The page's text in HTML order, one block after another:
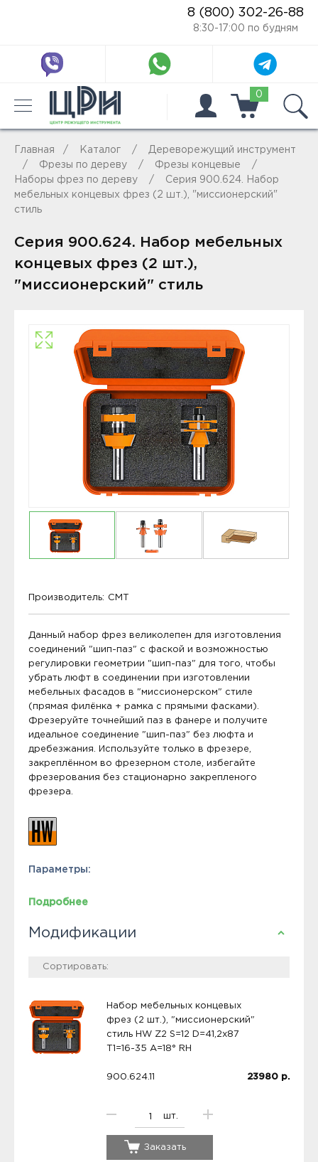
8 (800) 302-26-88
8:30-17:00 по будням
0
Главная Каталог
Дереворежущий инструмент
Фрезы по дереву
Фрезы концевые
Наборы фрез по дереву
Серия 900.624. Набор
мебельных концевых фрез (2 шт.), "миссионерский"
стиль
Серия 900.624. Набор мебельных
концевых фрез (2 шт.),
"миссионерский" стиль
Производитель: CMT
Данный набор фрез великолепен для изготовления
соединений "шип-паз" с фаской и возможностью
регулировки геометрии "шип-паз" для того, чтобы
убрать люфт в соединении при изготовлении
мебельных фасадов в "миссионерском" стиле
(прямая филёнка + рамка с прямыми фасками).
Фрезеруйте точнейший паз в фанере и получите
идеальное соединение "шип-паз" без люфта и
дребезжания. Используйте только в фрезере,
закреплённом во фрезерном столе, избегайте
фрезерования без стационарно закрепленого
фрезера.
Параметры:
Подробнее
Модификации
Набор мебельных концевых
фрез (2 шт.), "миссионерский"
стиль HW Z2 S=12 D=41,2x87
T1=16-35 A=18° RH
900.624.11
шт.
23980 р.
Заказать